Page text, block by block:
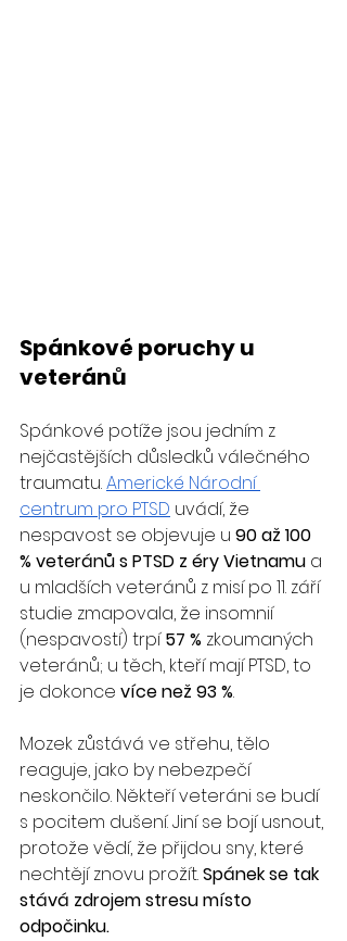
Spánkové poruchy u
veteránů
Spánkové potíže jsou jedním z
nejčastějších důsledků válečného
traumatu. Americké Národní
centrum pro PTSD uvádí, že
nespavost se objevuje u 90 až 100
% veteránů s PTSD z éry Vietnamu a
u mladších veteránů z misí po 11. září
studie zmapovala, že insomnií
(nespavostí) trpí 57 % zkoumaných
veteránů; u těch, kteří mají PTSD, to
je dokonce více než 93 %.
Mozek zůstává ve střehu, tělo
reaguje, jako by nebezpečí
neskončilo. Někteří veteráni se budí
s pocitem dušení. Jiní se bojí usnout,
protože vědí, že přijdou sny, které
nechtějí znovu prožít. Spánek se tak
stává zdrojem stresu místo
odpočinku.